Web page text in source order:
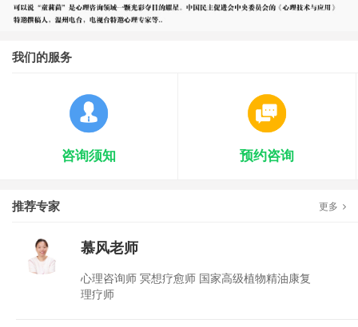
我们的服务
咨询须知 预约咨询
推荐专家
慕风老师
心理咨询师 冥想疗愈师 国家高级植物精油康复
理疗师
更多